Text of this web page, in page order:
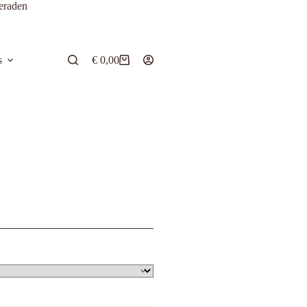
Winkelwagen
€ 0,00